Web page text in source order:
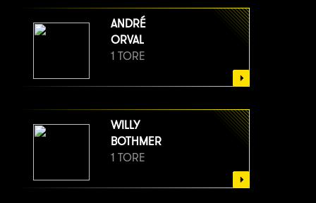
ANDRÉ
ORVAL
1 TORE
WILLY
BOTHMER
1 TORE